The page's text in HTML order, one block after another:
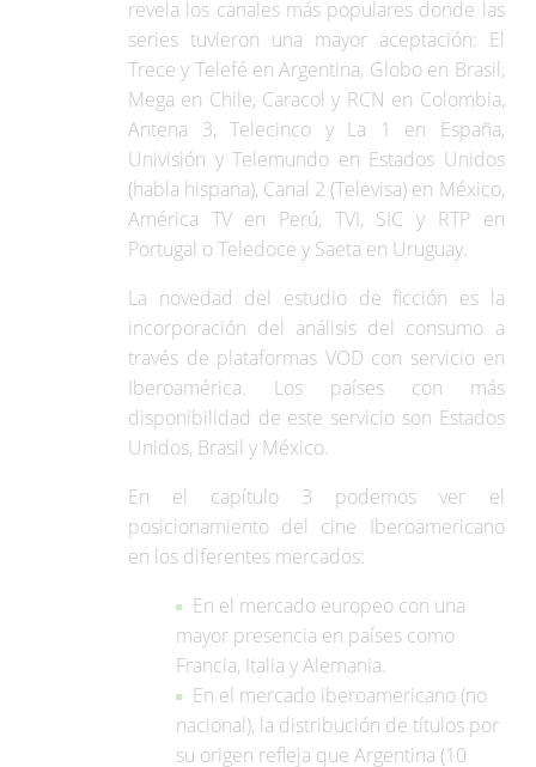
revela los canales más populares donde las
series tuvieron una mayor aceptación: El
Trece y Telefé en Argentina, Globo en Brasil,
Mega en Chile, Caracol y RCN en Colombia,
Antena 3, Telecinco y La 1 en España,
Univisión y Telemundo en Estados Unidos
(habla hispana), Canal 2 (Televisa) en México,
América TV en Perú, TVI, SIC y RTP en
Portugal o Teledoce y Saeta en Uruguay.
La novedad del estudio de ficción es la
incorporación del análisis del consumo a
través de plataformas VOD con servicio en
Iberoamérica. Los países con más
disponibilidad de este servicio son Estados
Unidos, Brasil y México.
En el capítulo 3 podemos ver el
posicionamiento del cine Iberoamericano
en los diferentes mercados:
En el mercado europeo con una
mayor presencia en países como
Francia, Italia y Alemania.
En el mercado iberoamericano (no
nacional), la distribución de títulos por
su origen refleja que Argentina (10